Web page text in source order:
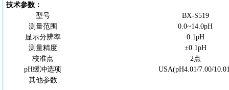
技术参数：
型号
BX-S519
测量范围
0.0~14.0pH
显示分辨率
0.1pH
测量精度
±0.1pH
校准点
2点
pH缓冲选项
USA(pH4.01/7.00/
其他参数